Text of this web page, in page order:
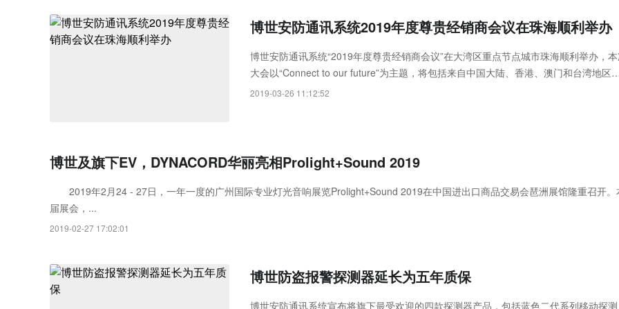
博世安防通讯系统2019年度尊贵经销商会议在珠海顺利举办
博世安防通讯系统“2019年度尊贵经销商会议”在大湾区重点节点城市珠海顺利举办，
大会以“Connect to our future”为主题，将包括来自中国大陆、香港、澳门和台湾地区
授权经销商，以及博世安防通讯系统全球管理层连接在一起，为共同美好的未来搭建平
2019-03-26 11:12:52
博世及旗下EV，DYNACORD华丽亮相Prolight+Sound 2019
2019年2月24 - 27日，一年一度的广州国际专业灯光音响展览Prolight+Sound 2019在中国进出口商品交易会琶洲展馆隆重召开。
届展会，...
2019-02-27 17:02:01
博世防盗报警探测器延长为五年质保
博世安防通讯系统宣布将旗下最受欢迎的四款探测器产品，包括蓝色二代系列移动探测